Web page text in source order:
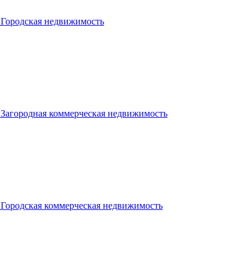
Городская недвижимость
Загородная коммерческая недвижимость
Городская коммерческая недвижимость